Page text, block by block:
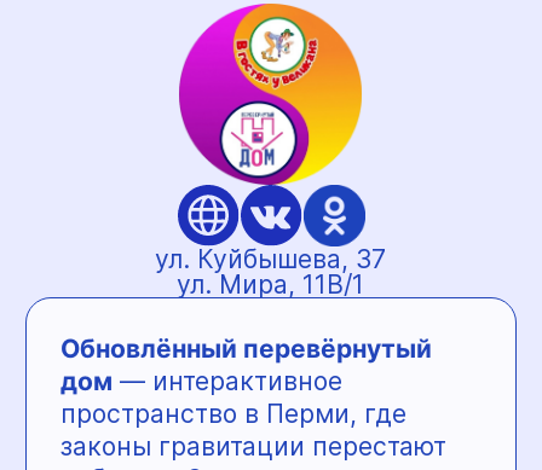
«Солнечный миф»
— семейный
бренд из Перми, который уже
более 20 лет создаёт детскую
одежду с заботой о мамах
и малышах. В ассортименте —
одежда для детей от 0 до 6 лет:
от базовых вещей до стильных
новинок. Особое внимание
уделено новорождённым —
в магазинах представлен один
из самых широких выборов
одежды для первых месяцев
Бренд поддерживает мам
не только товарами,
но и вниманием к их состоянию
и уверенности в новом этапе
жизни.